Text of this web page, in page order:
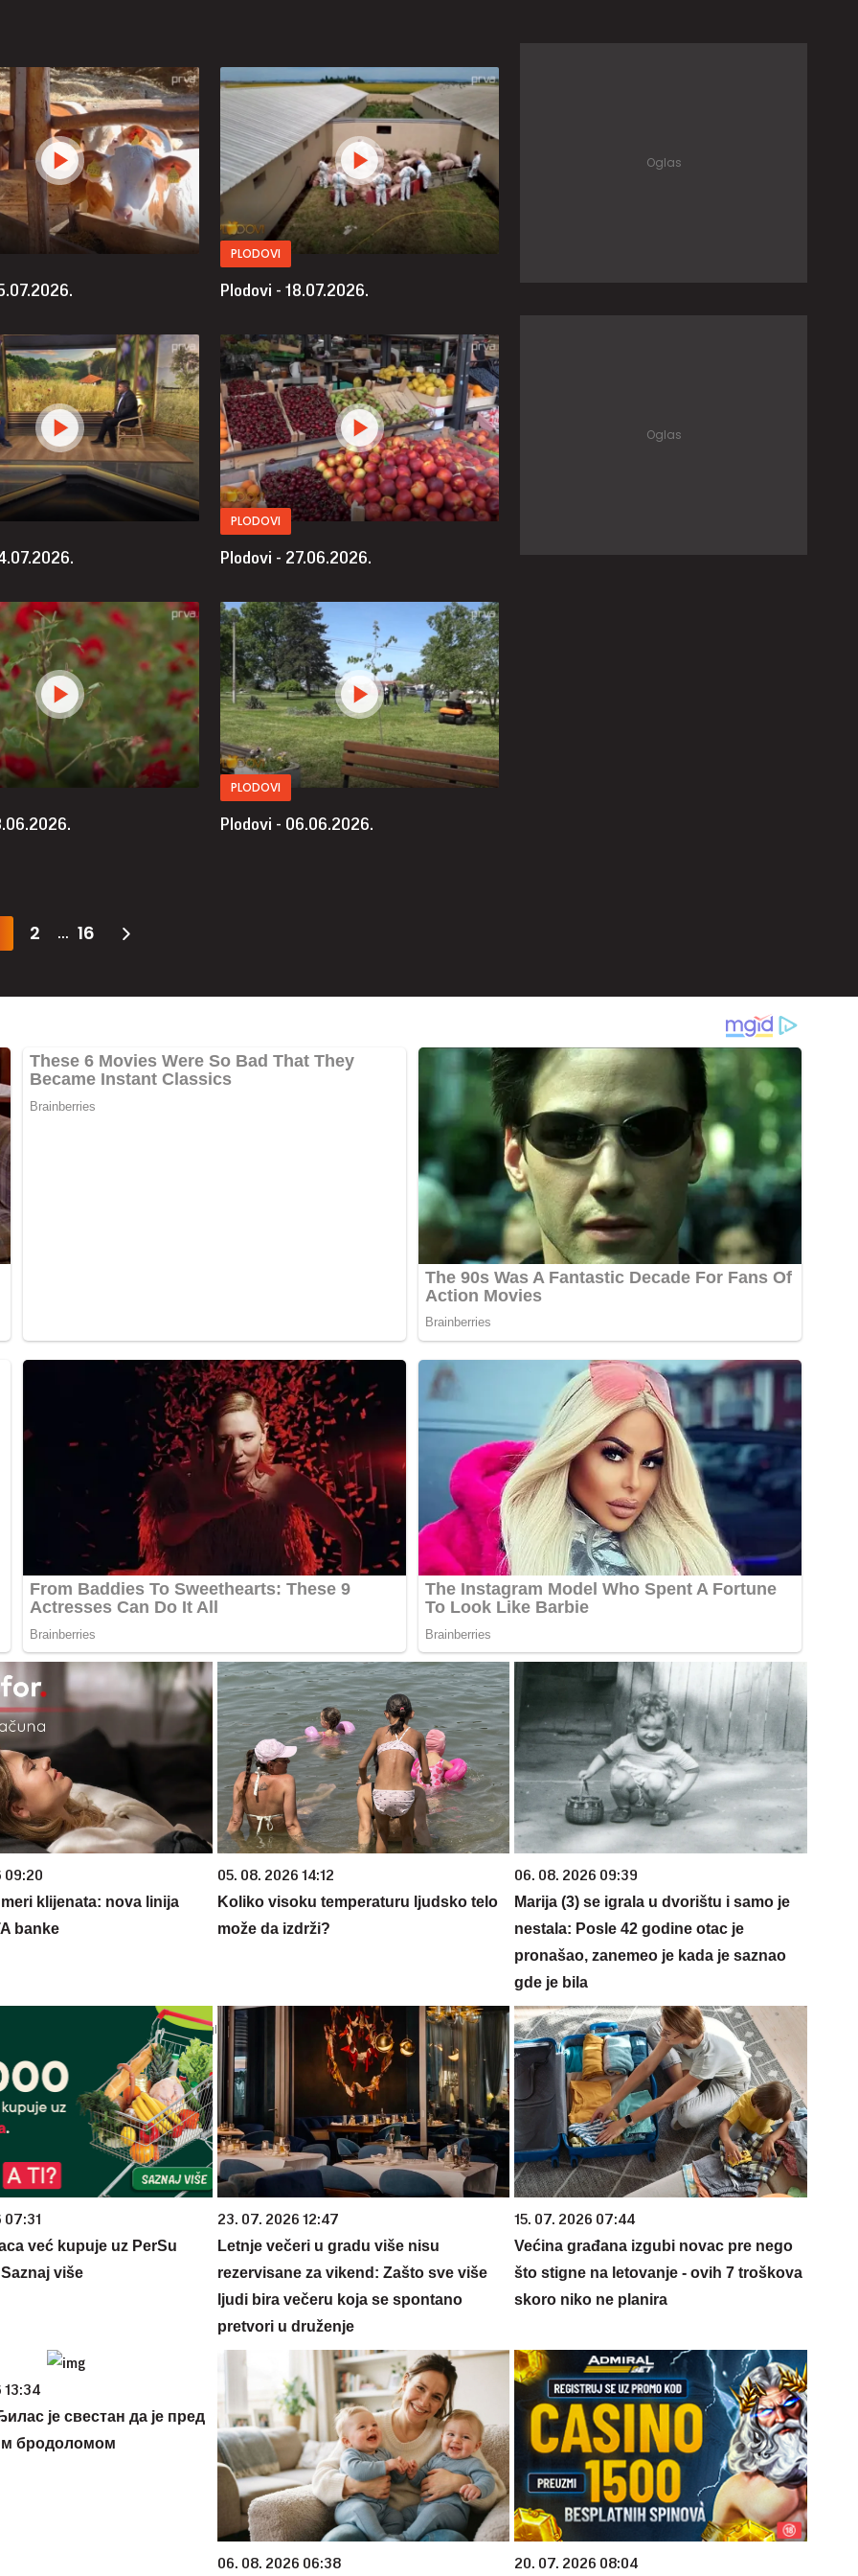
PLODOVI
Plodovi - 18.07.2026.
PLODOVI
Plodovi - 27.06.2026.
PLODOVI
Plodovi - 06.06.2026.
2 ... 16
09:20
klijenata: nova linija
banke
05. 08. 2026 14:12
Koliko visoku temperaturu ljudsko telo
može da izdrži?
06. 08. 2026 09:39
Marija (3) se igrala u dvorištu i samo je
nestala: Posle 42 godine otac je
pronašao, zanemeo je kada je saznao
gde je bila
07:31
već kupuje uz PerSu
više
23. 07. 2026 12:47
Letnje večeri u gradu više nisu
rezervisane za vikend: Zašto sve više
ljudi bira večeru koja se spontano
pretvori u druženje
15. 07. 2026 07:44
Većina građana izgubi novac pre nego
što stigne na letovanje - ovih 7 troškova
skoro niko ne planira
13:34
је свестан да је пред
бродоломом
06. 08. 2026 06:38 20. 07. 2026 08:04